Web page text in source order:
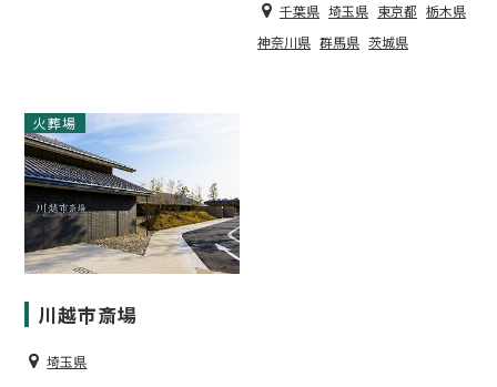
千葉県 埼玉県 東京都 栃木県
神奈川県 群馬県 茨城県
火葬場
川越市斎場
埼玉県